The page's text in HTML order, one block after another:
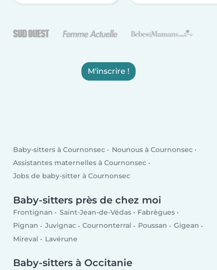
M'inscrire !
Baby-sitters à Cournonsec
Nounous à Cournonsec
Assistantes maternelles à Cournonsec
Jobs de baby-sitter à Cournonsec
Baby-sitters près de chez moi
Frontignan Saint-Jean-de-Védas
Fabrègues
Pignan
Juvignac Cournonterral Poussan
Gigean
Mireval
Lavérune
Baby-sitters à Occitanie